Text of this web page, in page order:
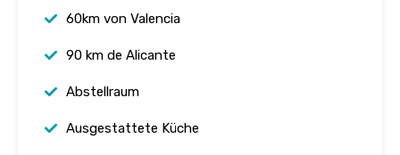
60km von Valencia
90 km de Alicante
Abstellraum
Ausgestattete Küche